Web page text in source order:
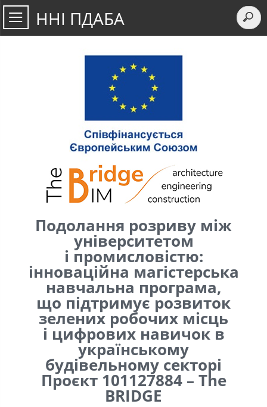
ННІ ПДАБА
Подолання розриву між
університетом
і промисловістю:
інноваційна магістерська
навчальна програма,
що підтримує розвиток
зелених робочих місць
і цифрових навичок в
українському
будівельному секторі
Проєкт 101127884 – The
BRIDGE